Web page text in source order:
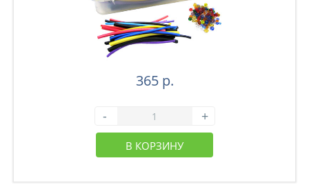
365 р.
- +
В КОРЗИНУ